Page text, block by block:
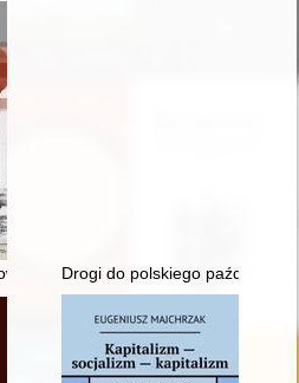
w świetle doniesień prasy
Drogi do polskiego